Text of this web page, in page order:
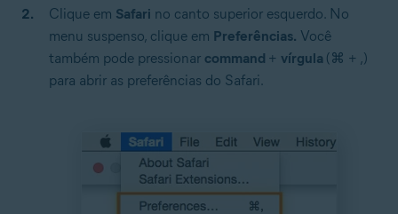
Clique em Safari no canto superior esquerdo. No
menu suspenso, clique em Preferências. Você
também pode pressionar command + vírgula (⌘ + ,)
para abrir as preferências do Safari.